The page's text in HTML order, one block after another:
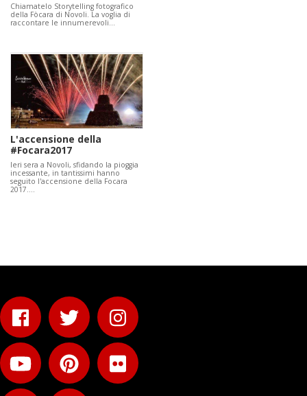
Chiamatelo Storytelling fotografico
della Fòcara di Novoli. La voglia di
raccontare le innumerevoli…
L'accensione della
#Focara2017
Ieri sera a Novoli, sfidando la pioggia
incessante, in tantissimi hanno
seguito l'accensione della Focara
2017.…